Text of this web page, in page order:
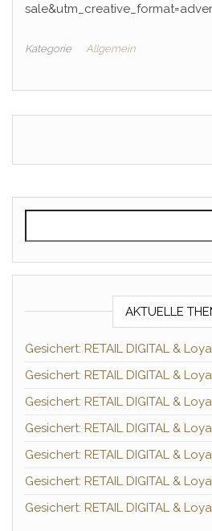
Kategorie Allgemein
AKTUELLE
Gesichert: RETAIL DIGITAL &
Gesichert: RETAIL DIGITAL &
Gesichert: RETAIL DIGITAL &
Gesichert: RETAIL DIGITAL &
Gesichert: RETAIL DIGITAL &
Gesichert: RETAIL DIGITAL &
Gesichert: RETAIL DIGITAL &